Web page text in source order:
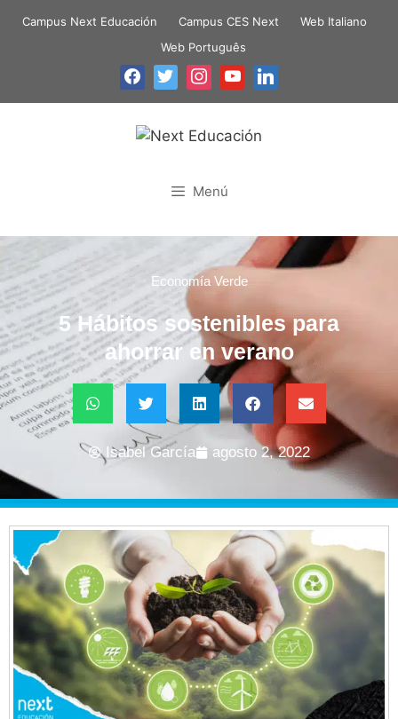
Campus Next Educación Campus CES Next
Web Italiano
Web Português
Menú
Economía Verde
5 Hábitos sostenibles para
ahorrar en verano
Isabel García agosto 2, 2022